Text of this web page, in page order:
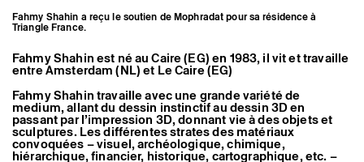
Formation professionnelle
Adhérer / nous soutenir
Rapports d'activité
Informations pratiques
Programmation
Agenda : en cours et à venir
Expositions
Événements
Programmation éditoriale
Médiation
Fahmy Shahin a reçu le soutien de Mophradat pour sa résidence à
Triangle France.
Fahmy Shahin est né au Caire (EG) en 1983, il vit et travaille
entre Amsterdam (NL) et Le Caire (EG)
Fahmy Shahin travaille avec une grande variété de
medium, allant du dessin instinctif au dessin 3D en
passant par l’impression 3D, donnant vie à des objets et
sculptures. Les différentes strates des matériaux
convoquées – visuel, archéologique, chimique,
hiérarchique, financier, historique, cartographique, etc. –